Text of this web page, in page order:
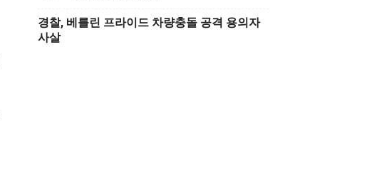
경찰, 베를린 프라이드 차량충돌 공격 용의자
사살